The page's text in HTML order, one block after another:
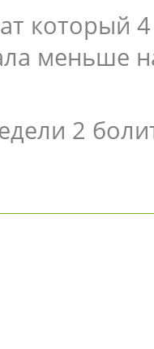
который
меньше
2